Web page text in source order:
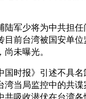
陆军少将为中共担
目前台湾被国安单
未曝光。
国时报》引述不具名
湾当局监控中的共
共吸收潜伏在台湾各